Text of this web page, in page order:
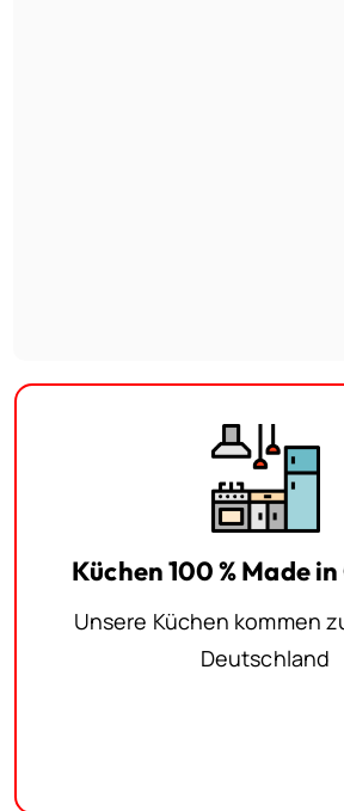
Küchen 100 % Made
Unsere Küchen kommen
Deutschland